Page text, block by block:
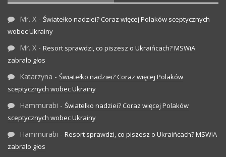
Mr. X - Światełko nadziei? Coraz więcej Polaków sceptycznych
wobec Ukrainy
Mr. X - Resort sprawdzi, co piszesz o Ukraińcach? MSWiA
zabrało głos
Katarzyna - Światełko nadziei? Coraz więcej Polaków
sceptycznych wobec Ukrainy
Hammurabi - Światełko nadziei? Coraz więcej Polaków
sceptycznych wobec Ukrainy
Hammurabi - Resort sprawdzi, co piszesz o Ukraińcach? MSWiA
zabrało głos